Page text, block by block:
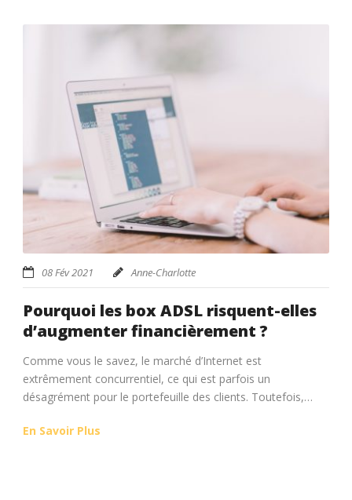
08 Fév 2021 Anne-Charlotte
Pourquoi les box ADSL risquent-elles
d’augmenter financièrement ?
Comme vous le savez, le marché d’Internet est
extrêmement concurrentiel, ce qui est parfois un
désagrément pour le portefeuille des clients. Toutefois,…
En Savoir Plus